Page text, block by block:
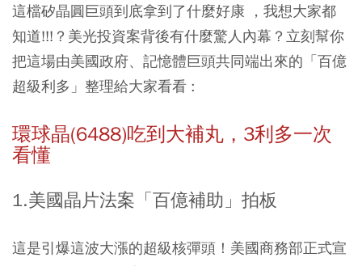
這檔矽晶圓巨頭到底拿到了什麼好康 ，我想大家都
知道!!!？美光投資案背後有什麼驚人內幕？立刻幫你
把這場由美國政府、記憶體巨頭共同端出來的「百億
超級利多」整理給大家看看 :
環球晶(6488)吃到大補丸，3利多一次
看懂
1.美國晶片法案「百億補助」拍板
這是引爆這波大漲的超級核彈頭！美國商務部正式宣